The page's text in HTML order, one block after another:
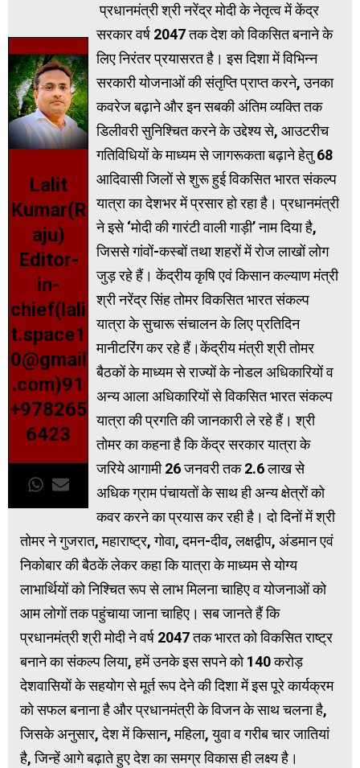
Lalit
Kumar(R
aju)
Editor-
in-
chief(lali
t.space1
0@gmail
.com)91
+978265
6423
प्रधानमंत्री श्री नरेंद्र मोदी के नेतृत्व में केंद्र
सरकार वर्ष 2047 तक देश को विकसित बनाने के
लिए निरंतर प्रयासरत है। इस दिशा में विभिन्न
सरकारी योजनाओं की संतृप्ति प्राप्त करने, उनका
कवरेज बढ़ाने और इन सबकी अंतिम व्यक्ति तक
डिलीवरी सुनिश्चित करने के उद्देश्य से, आउटरीच
गतिविधियों के माध्यम से जागरूकता बढ़ाने हेतु 68
आदिवासी जिलों से शुरू हुई विकसित भारत संकल्प
यात्रा का देशभर में प्रसार हो रहा है। प्रधानमंत्री
ने इसे ‘मोदी की गारंटी वाली गाड़ी’ नाम दिया है,
जिससे गांवों-कस्बों तथा शहरों में रोज लाखों लोग
जुड़ रहे हैं। केंद्रीय कृषि एवं किसान कल्याण मंत्री
श्री नरेंद्र सिंह तोमर विकसित भारत संकल्प
यात्रा के सुचारू संचालन के लिए प्रतिदिन
मानीटरिंग कर रहे हैं।केंद्रीय मंत्री श्री तोमर
बैठकों के माध्यम से राज्यों के नोडल अधिकारियों व
अन्य आला अधिकारियों से विकसित भारत संकल्प
यात्रा की प्रगति की जानकारी ले रहे हैं। श्री
तोमर का कहना है कि केंद्र सरकार यात्रा के
जरिये आगामी 26 जनवरी तक 2.6 लाख से
अधिक ग्राम पंचायतों के साथ ही अन्य क्षेत्रों को
कवर करने का प्रयास कर रही है। दो दिनों में श्री
तोमर ने गुजरात, महाराष्ट्र, गोवा, दमन-दीव, लक्षद्वीप, अंडमान एवं
निकोबार की बैठकें लेकर कहा कि यात्रा के माध्यम से योग्य
लाभार्थियों को निश्चित रूप से लाभ मिलना चाहिए व योजनाओं को
आम लोगों तक पहुंचाया जाना चाहिए। सब जानते हैं कि
प्रधानमंत्री श्री मोदी ने वर्ष 2047 तक भारत को विकसित राष्ट्र
बनाने का संकल्प लिया, हमें उनके इस सपने को 140 करोड़
देशवासियों के सहयोग से मूर्त रूप देने की दिशा में इस पूरे कार्यक्रम
को सफल बनाना है और प्रधानमंत्री के विजन के साथ चलना है,
जिसके अनुसार, देश में किसान, महिला, युवा व गरीब चार जातियां
है, जिन्हें आगे बढ़ाते हुए देश का समग्र विकास ही लक्ष्य है।